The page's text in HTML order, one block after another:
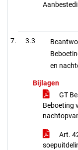
3.3
en
Bijlagen
GT
Beboeting
Art.